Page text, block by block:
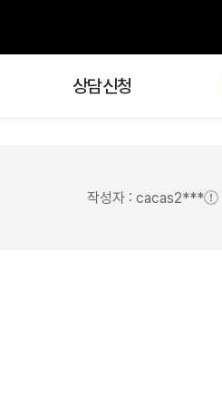
상담신청
작성자 : cacas2***